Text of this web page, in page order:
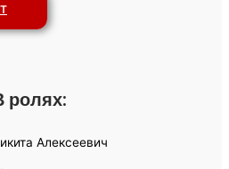
ролях:
Алексеевич